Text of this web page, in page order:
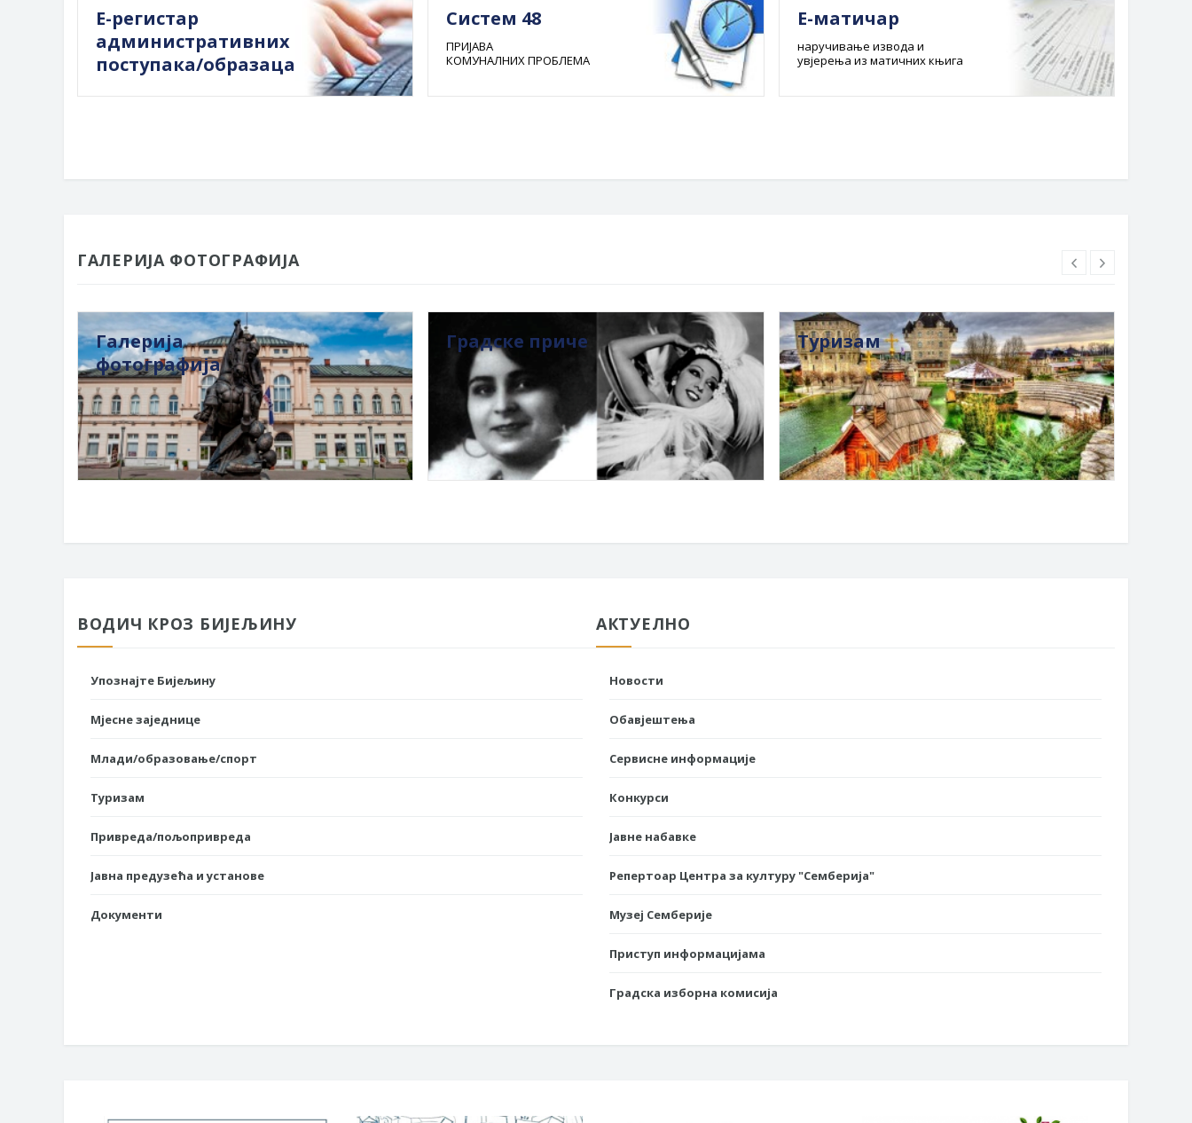
Е-регистар
административних
поступака/образаца
Систем 48
ПРИЈАВА
КОМУНАЛНИХ ПРОБЛЕМА
Е-матичар
наручивање извода и
увјерења из матичних књига
ГАЛЕРИЈА ФОТОГРАФИЈА
Галерија
фотографија
Градске приче Туризам
ВОДИЧ КРОЗ БИЈЕЉИНУ
Упознајте Бијељину
Мјесне заједнице
Млади/образовање/спорт
Туризам
Привреда/пољопривреда
Јавна предузећа и установе
Документи
АКТУЕЛНО
Новости
Обавјештења
Сервисне информације
Конкурси
Јавне набавке
Репертоар Центра за културу "Семберија"
Музеј Семберије
Приступ информацијама
Градска изборна комисија